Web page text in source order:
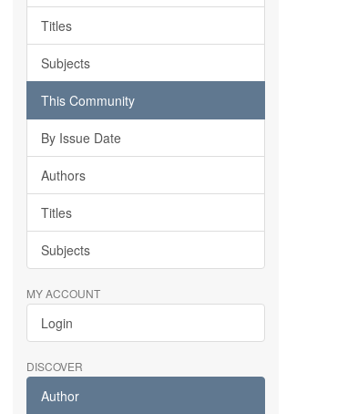
Titles
Subjects
This Community
By Issue Date
Authors
Titles
Subjects
MY ACCOUNT
Login
DISCOVER
Author